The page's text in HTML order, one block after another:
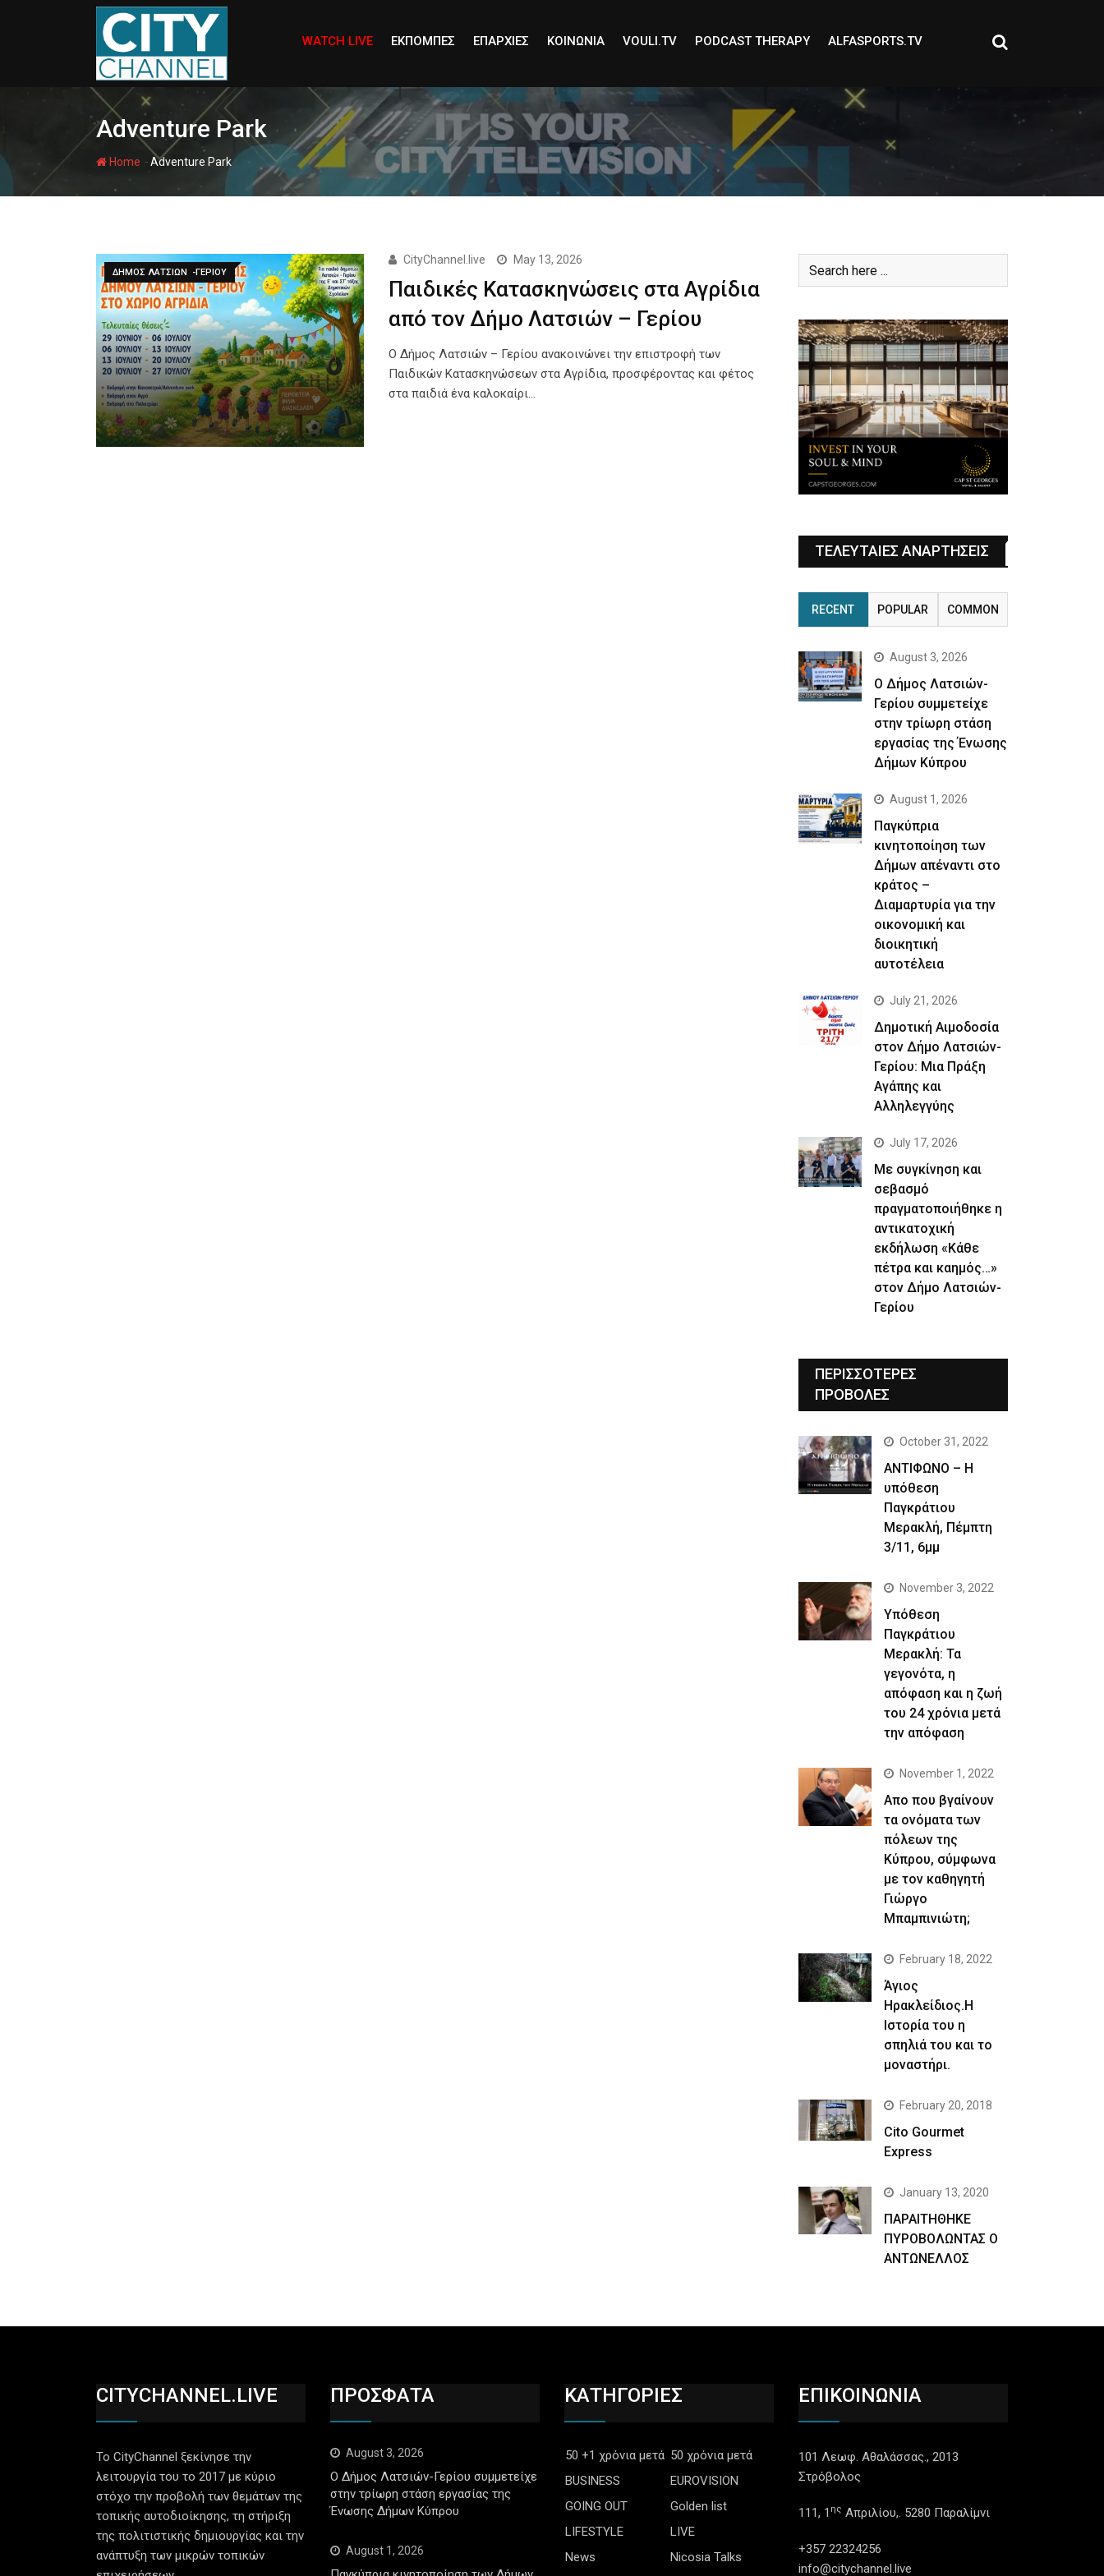
WATCH LIVE ΕΚΠΟΜΠΕΣ ΕΠΑΡΧΙΕΣ ΚΟΙΝΩΝΙΑ VOULI.TV PODCAST THERAPY ALFASPORTS.TV
Adventure Park
Home -Adventure Park
ΔΗΜΟΣ ΛΑΤΣΙΩΝ -ΓΕΡΙΟΥ
CityChannel.live May 13, 2026
Παιδικές Κατασκηνώσεις στα Αγρίδια
από τον Δήμο Λατσιών – Γερίου
Ο Δήμος Λατσιών – Γερίου ανακοινώνει την επιστροφή των
Παιδικών Κατασκηνώσεων στα Αγρίδια, προσφέροντας και φέτος
στα παιδιά ένα καλοκαίρι…
ΤΕΛΕΥΤΑΙΕΣ ΑΝΑΡΤΗΣΕΙΣ
RECENT POPULAR COMMON
August 3, 2026
Ο Δήμος Λατσιών-
Γερίου συμμετείχε
στην τρίωρη στάση
εργασίας της Ένωσης
Δήμων Κύπρου
August 1, 2026
Παγκύπρια
κινητοποίηση των
Δήμων απέναντι στο
κράτος –
Διαμαρτυρία για την
οικονομική και
διοικητική
αυτοτέλεια
July 21, 2026
Δημοτική Αιμοδοσία
στον Δήμο Λατσιών-
Γερίου: Μια Πράξη
Αγάπης και
Αλληλεγγύης
July 17, 2026
Με συγκίνηση και
σεβασμό
πραγματοποιήθηκε η
αντικατοχική
εκδήλωση «Κάθε
πέτρα και καημός…»
στον Δήμο Λατσιών-
Γερίου
ΠΕΡΙΣΣΟΤΕΡΕΣ
ΠΡΟΒΟΛΕΣ
October 31, 2022
ΑΝΤΙΦΩΝΟ – Η
υπόθεση
Παγκράτιου
Μερακλή, Πέμπτη
3/11, 6μμ
November 3, 2022
Yπόθεση
Παγκράτιου
Μερακλή: Τα
γεγονότα, η
απόφαση και η ζωή
του 24 χρόνια μετά
την απόφαση
November 1, 2022
Απο που βγαίνουν
τα ονόματα των
πόλεων της
Κύπρου, σύμφωνα
με τον καθηγητή
Γιώργο
Μπαμπινιώτη;
February 18, 2022
Άγιος
Ηρακλείδιος.Η
Ιστορία του η
σπηλιά του και το
μοναστήρι.
February 20, 2018
Cito Gourmet
Express
January 13, 2020
ΠΑΡΑΙΤΗΘΗΚΕ
ΠΥΡΟΒΟΛΩΝΤΑΣ Ο
ΑΝΤΩΝΕΛΛΟΣ
CITYCHANNEL.LIVE
Το CityChannel ξεκίνησε την
λειτουργία του το 2017 με κύριο
στόχο την προβολή των θεμάτων της
τοπικής αυτοδιοίκησης, τη στήριξη
της πολιτιστικής δημιουργίας και την
ανάπτυξη των μικρών τοπικών
ΠΡΟΣΦΑΤΑ
August 3, 2026
Ο Δήμος Λατσιών-Γερίου συμμετείχε
στην τρίωρη στάση εργασίας της
Ένωσης Δήμων Κύπρου
August 1, 2026
ΚΑΤΗΓΟΡΙΕΣ
50 +1 χρόνια μετά 50 χρόνια μετά
BUSINESS
EUROVISION
GOING OUT
Golden list
LIFESTYLE
LIVE
News
Nicosia Talks
ΕΠΙΚΟΙΝΩΝΙΑ
101 Λεωφ. Αθαλάσσας., 2013
Στρόβολος
111, 1 ης Απριλίου,. 5280 Παραλίμνι
+357 22324256
info@citychannel.live